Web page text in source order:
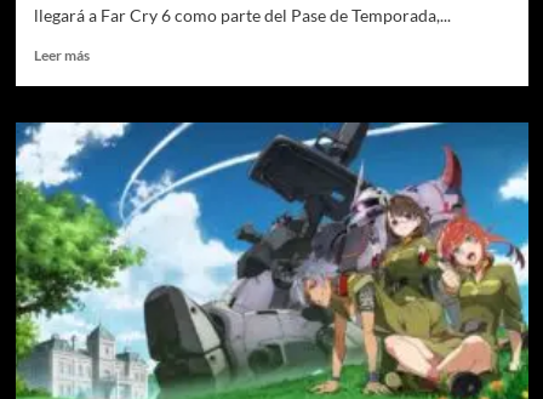
de
llegará a Far Cry 6 como parte del Pase de Temporada,...
Leer másLeer
El
nuevo
Pagan:
Control
De
Far
Cry
6,
estará
disponible
el